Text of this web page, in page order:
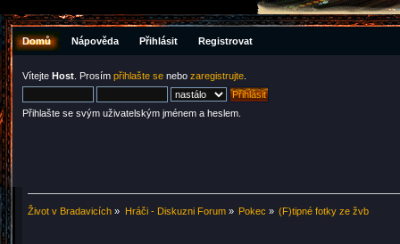
Domů Nápověda Přihlásit Registrovat
Vítejte Host . Prosím přihlašte se nebo zaregistrujte
Přihlašte se svým uživatelským jménem a heslem.
Život v Bradavicích » Hráči - Diskuzni Forum» Pokec » (F)tipné fotky ze žvb